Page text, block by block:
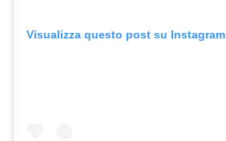
Visualizza questo post su Instagram